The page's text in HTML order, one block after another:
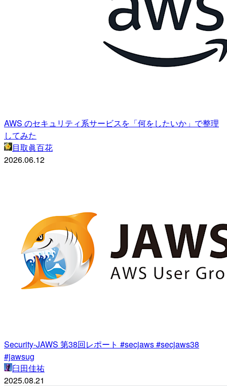
AWS のセキュリティ系サービスを「何をしたいか」で整理
してみた
目取眞百花
2026.06.12
Security-JAWS 第38回レポート #secjaws #secjaws38
#jawsug
臼田佳祐
2025.08.21